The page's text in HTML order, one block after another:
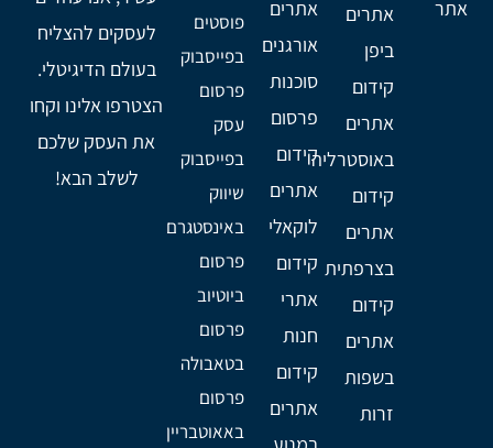
אתר
אתרים
ביפן
קידום
אתרים
באוסטרליה
קידום
אתרים
בצרפתית
קידום
אתרים
בשפות
זרות
אתרים
אורגנים
סוכנות
פרסום
קידום
אתרים
לוקאלי
קידום
אתרי
חנות
קידום
אתרים
פוסטים
בפייסבוק
פרסום
עסק
בפייסבוק
שיווק
באינסטגרם
פרסום
ביוטיוב
פרסום
בטאבולה
פרסום
באאוטבריין
לעסקים להצליח
בעולם הדיגיטלי.
הצטרפו אלינו וקחו
את העסק שלכם
לשלב הבא!